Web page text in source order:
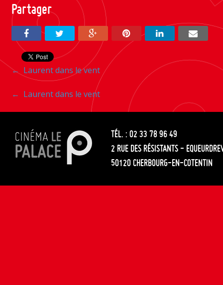
Partager
Navigation
entre
les
articles
← Laurent dans le vent
Navigation
entre
les
articles
← Laurent dans le vent
TÉL. : 02 33 78 96 49
2 RUE DES RÉSISTANTS -
50120 CHERBOURG-EN-COTENTIN